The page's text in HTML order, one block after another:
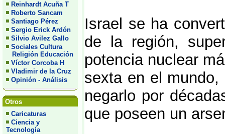
Reinhardt Acuña T
Roberto Sancam
Santiago Pérez
Sergio Erick Ardón
Silvio Avilez Gallo
Sociales Cultura
Religión Educación
Víctor Corcoba H
Vladimir de la Cruz
Opinión - Análisis
Otros
Caricaturas
Ciencia y
Tecnología
Israel se ha
de la región,
potencia nuclear
sexta en el
negarlo por
que poseen un